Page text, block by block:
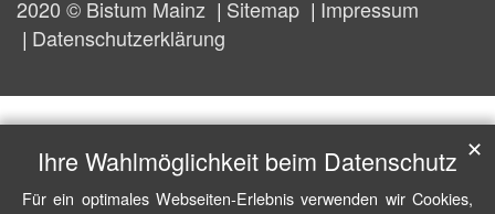
2020 © Bistum Mainz Sitemap
Impressum
Datenschutzerklärung
Ihre Wahlmöglichkeit beim Datenschutz
Für ein optimales Webseiten-Erlebnis verwenden wir Cookies,
✕